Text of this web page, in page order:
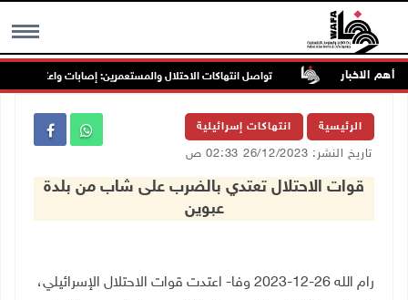
MENU أهم الاخبار
غرب جنين تواصل انتهاكات الاحتلال والمستعمرين: إصابات واعتقالات
الرئيسية انتهاكات إسرائيلية
تاريخ النشر: 26/12/2023 02:33 ص
قوات الاحتلال تعتدي بالضرب على شاب من بلدة
عبوين
رام الله 26-12-2023 وفا- اعتدت قوات الاحتلال الإسرائيلي،